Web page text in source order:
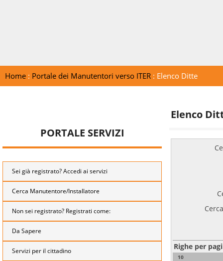
Home: Portale dei Manutentori verso ITER: Elenco Ditte
PORTALE SERVIZI
Sei già registrato? Accedi ai servizi
Cerca Manutentore/Installatore
Non sei registrato? Registrati come:
Da Sapere
Servizi per il cittadino
Elenco
Righe per
10